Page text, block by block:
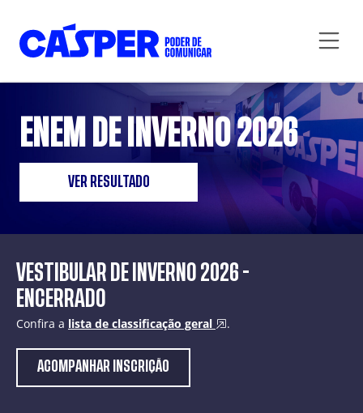
ENEM DE INVERNO 2026
VER RESULTADO
VESTIBULAR DE INVERNO 2026 -
ENCERRADO
Confira a lista de classificação geral .
ACOMPANHAR INSCRIÇÃO